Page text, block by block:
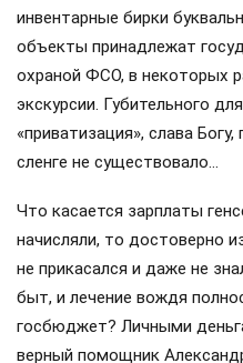
инвентарные бирки
объекты принадлежат
охраной ФСО, в некоторых
экскурсии. Губительного
«приватизация», слава
сленге не существовало…
Что касается зарплаты
начисляли, то достоверно
не прикасался и даже не
быт, и лечение вождя
госбюджет? Личными
верный помощник